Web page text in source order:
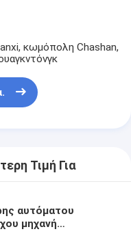
τη μηχανή
κωμόπολη Chashan,
Τιμή Για
αυτόματου
μηχανή